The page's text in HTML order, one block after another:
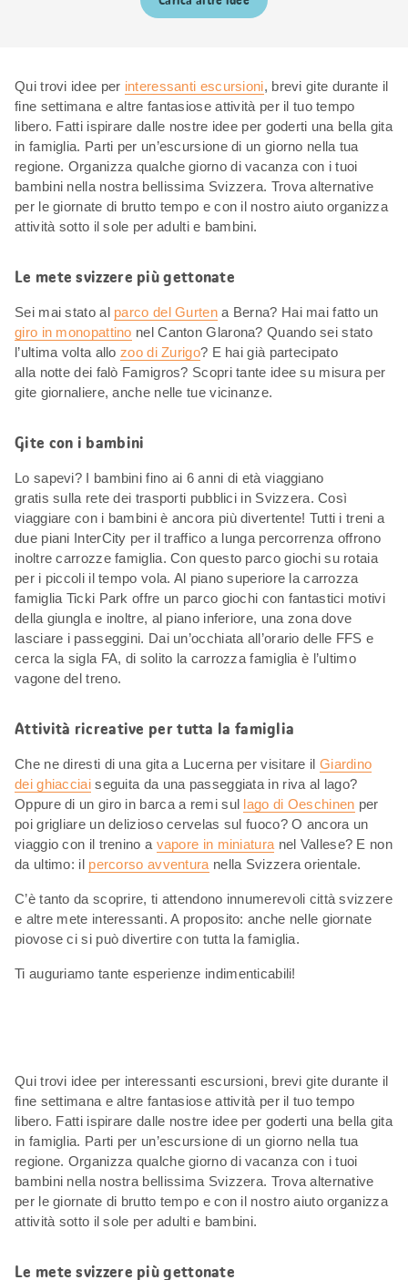
Qui trovi idee per interessanti escursioni, brevi gite durante il
fine settimana e altre fantasiose attività per il tuo tempo
libero. Fatti ispirare dalle nostre idee per goderti una bella gita
in famiglia. Parti per un’escursione di un giorno nella tua
regione. Organizza qualche giorno di vacanza con i tuoi
bambini nella nostra bellissima Svizzera. Trova alternative
per le giornate di brutto tempo e con il nostro aiuto organizza
attività sotto il sole per adulti e bambini.
Le mete svizzere più gettonate
Sei mai stato al parco del Gurtena Berna? Hai mai fatto un
giro in monopattino nel Canton Glarona? Quando sei stato
l’ultima volta allozoo di Zurigo? E hai già partecipato
alla notte dei falò Famigros? Scopri tante idee su misura per
gite giornaliere, anche nelle tue vicinanze.
Gite con i bambini
Lo sapevi? I bambini fino ai 6 anni di età viaggiano
gratis sulla rete dei trasporti pubblici in Svizzera. Così
viaggiare con i bambini è ancora più divertente! Tutti i treni a
due piani InterCity per il traffico a lunga percorrenza offrono
inoltre carrozze famiglia. Con questo parco giochi su rotaia
per i piccoli il tempo vola. Al piano superiore la carrozza
famiglia Ticki Park offre un parco giochi con fantastici motivi
della giungla e inoltre, al piano inferiore, una zona dove
lasciare i passeggini. Dai un’occhiata all’orario delle FFS e
cerca la sigla FA, di solito la carrozza famiglia è l’ultimo
vagone del treno.
Attività ricreative per tutta la famiglia
Che ne diresti di una gita a Lucerna per visitare il Giardino
dei ghiacciaiseguita da una passeggiata in riva al lago?
Oppure di un giro in barca a remi sul lago di Oeschinen per
poi grigliare un delizioso cervelas sul fuoco? O ancora un
viaggio con il trenino a vapore in miniatura nel Vallese? E non
da ultimo: il percorso avventura nella Svizzera orientale.
C’è tanto da scoprire, ti attendono innumerevoli città svizzere
e altre mete interessanti. A proposito: anche nelle giornate
piovose ci si può divertire con tutta la famiglia.
Ti auguriamo tante esperienze indimenticabili!
Qui trovi idee per interessanti escursioni, brevi gite durante il
fine settimana e altre fantasiose attività per il tuo tempo
libero. Fatti ispirare dalle nostre idee per goderti una bella gita
in famiglia. Parti per un’escursione di un giorno nella tua
regione. Organizza qualche giorno di vacanza con i tuoi
bambini nella nostra bellissima Svizzera. Trova alternative
per le giornate di brutto tempo e con il nostro aiuto organizza
attività sotto il sole per adulti e bambini.
Le mete svizzere più gettonate